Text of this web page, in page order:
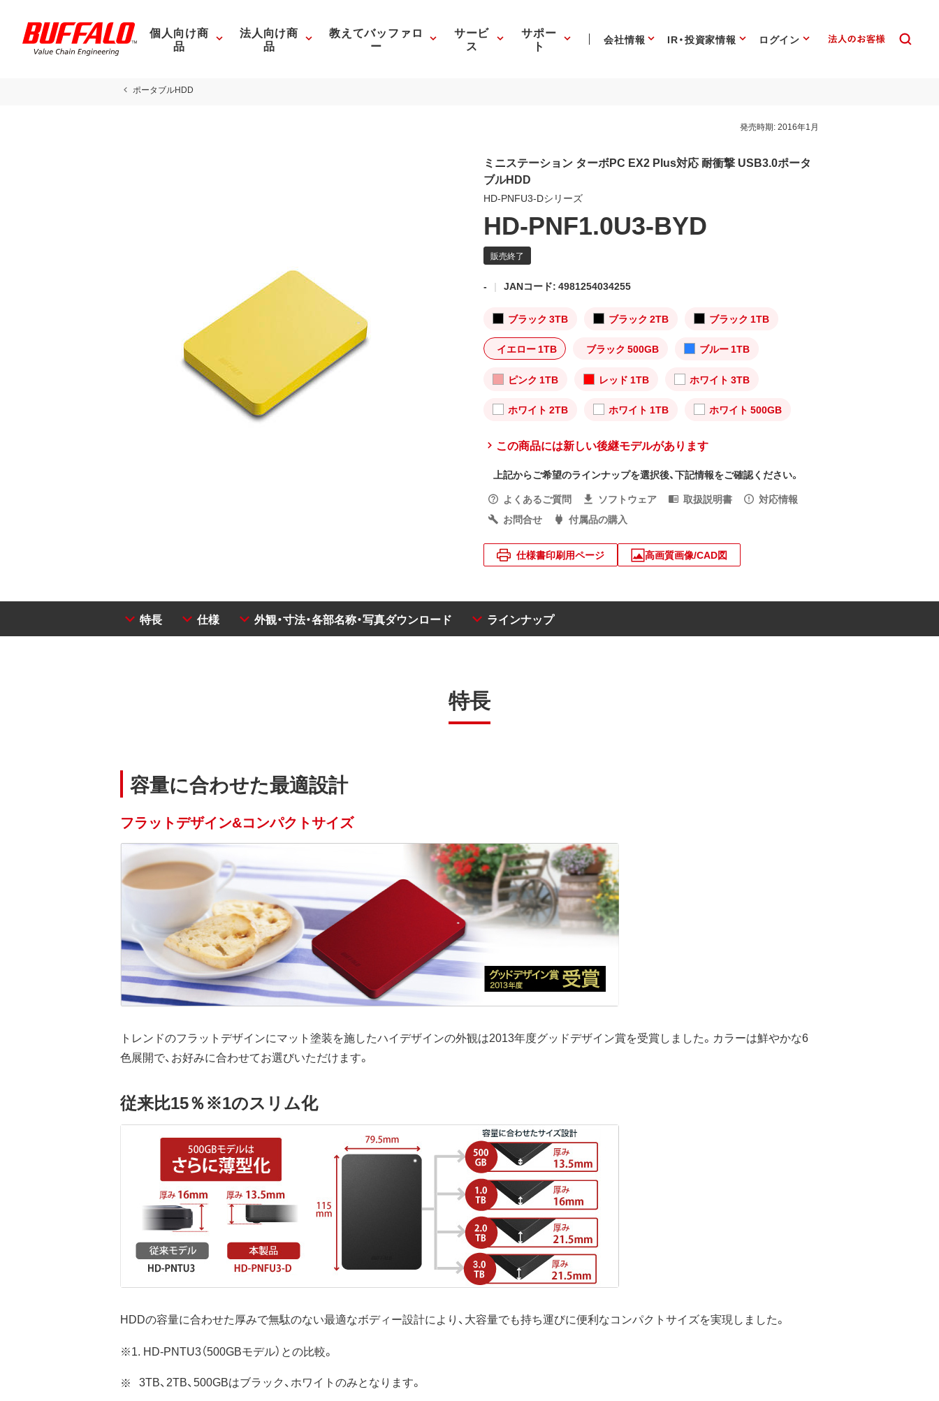
個人向け商
品
法人向け商
品
教えてバッファロ
ー
サービ
ス
サポー
ト 会社情報 IR・投資家情報 ログイン
ポータブルHDD
発売時期:2016年1月
ミニステーション ターボPC EX2 Plus対応 耐衝撃 USB3.0ポータ
ブルHDD
HD-PNFU3-Dシリーズ
HD-PNF1.0U3-BYD
- JANコード: 4981254034255
ブラック 3TB ブラック 2TB ブラック 1TB
イエロー 1TB ブラック 500GB ブルー 1TB
ピンク 1TB レッド 1TB ホワイト 3TB
ホワイト 2TB ホワイト 1TB ホワイト 500GB
この商品には新しい後継モデルがあります
上記からご希望のラインナップを選択後、下記情報をご確認ください。
よくあるご質問
ソフトウェア 取扱説明書
対応情報
お問合せ
付属品の購入
仕様書印刷用ページ 高画質画像/CAD図
特長 仕様 外観・寸法・各部名称・写真ダウンロード ラインナップ
特長
容量に合わせた最適設計
フラットデザイン&コンパクトサイズ
トレンドのフラットデザインにマット塗装を施したハイデザインの外観は2013年度グッドデザイン賞を受賞しました。カラーは鮮やかな6
色展開で、お好みに合わせてお選びいただけます。
従来比15％※1のスリム化
HDDの容量に合わせた厚みで無駄のない最適なボディー設計により、大容量でも持ち運びに便利なコンパクトサイズを実現しました。
※1. HD-PNTU3（500GBモデル）との比較。
3TB、2TB、500GBはブラック、ホワイトのみとなります。